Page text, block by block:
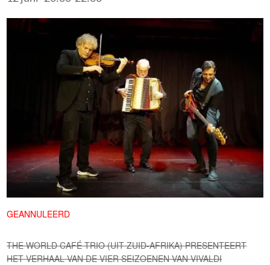
GEANNULEERD
THE WORLD CAFÉ TRIO (UIT ZUID-AFRIKA) PRESENTEERT
HET VERHAAL VAN DE VIER SEIZOENEN VAN VIVALDI